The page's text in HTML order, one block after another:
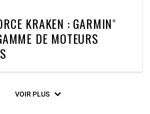
KRAKEN : GARMIN®
DE MOTEURS
VOIR PLUS